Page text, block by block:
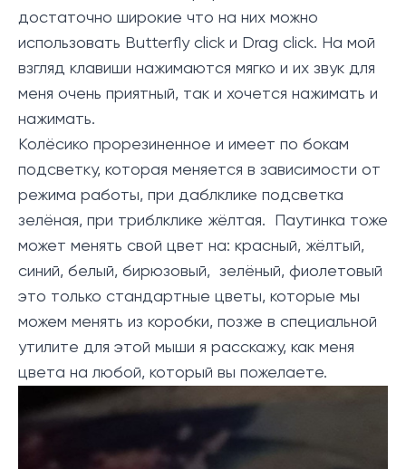
достаточно широкие что на них можно
использовать Butterfly click и Drag click. На мой
взгляд клавиши нажимаются мягко и их звук для
меня очень приятный, так и хочется нажимать и
нажимать.
Колёсико прорезиненное и имеет по бокам
подсветку, которая меняется в зависимости от
режима работы, при даблклике подсветка
зелёная, при триблклике жёлтая. Паутинка тоже
может менять свой цвет на: красный, жёлтый,
синий, белый, бирюзовый, зелёный, фиолетовый
это только стандартные цветы, которые мы
можем менять из коробки, позже в специальной
утилите для этой мыши я расскажу, как меня
цвета на любой, который вы пожелаете.